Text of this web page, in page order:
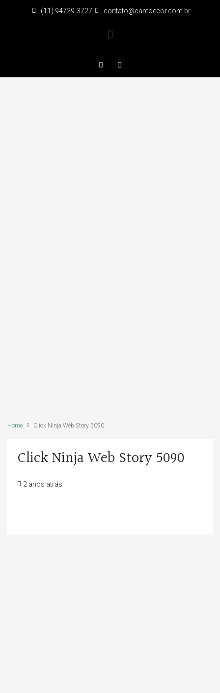
(11) 94729-3727 contato@cantoecor.com.br
Home Click Ninja Web Story 5090
Click Ninja Web Story 5090
2 anos atrás